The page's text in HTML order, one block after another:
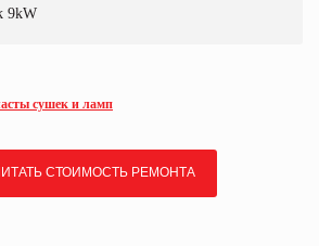
9kW
сушек и ламп
СТОИМОСТЬ РЕМОНТА